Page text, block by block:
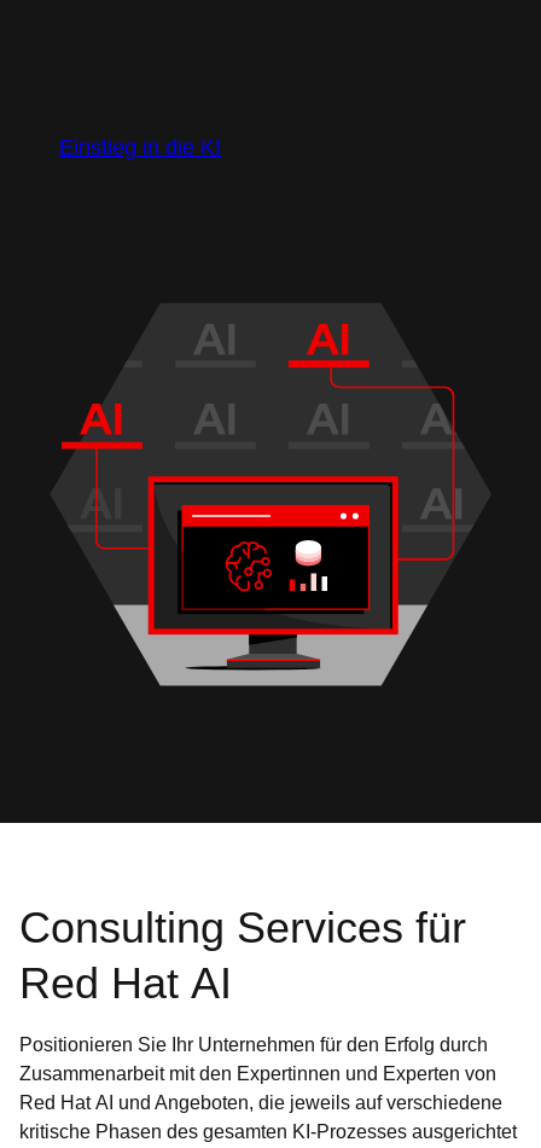
Einstieg in die KI
Consulting Services für
Red Hat AI
Positionieren Sie Ihr Unternehmen für den Erfolg durch
Zusammenarbeit mit den Expertinnen und Experten von
Red Hat AI und Angeboten, die jeweils auf verschiedene
kritische Phasen des gesamten KI-Prozesses ausgerichtet